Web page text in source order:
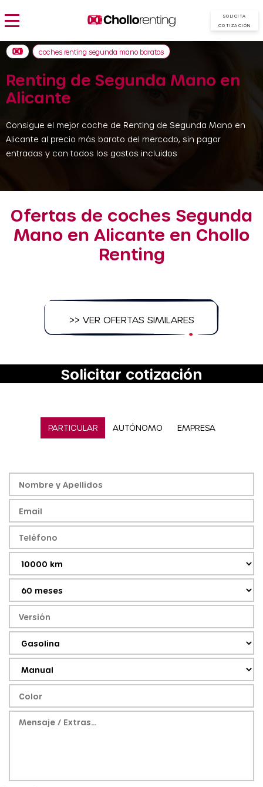
SOLICITA
COTIZACIÓN
Renting de Segunda Mano en
Alicante
Consigue el mejor coche de Renting de Segunda Mano en
Alicante al precio más barato del mercado, sin pagar
entradas y con todos los gastos incluidos
coches renting segunda mano baratos
Ofertas de coches Segunda
Mano en Alicante en Chollo
Renting
>> VER OFERTAS SIMILARES
Solicitar cotización
PARTICULAR AUTÓNOMO EMPRESA